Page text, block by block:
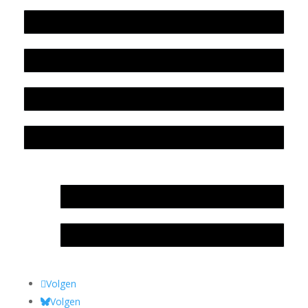
Volgen
Volgen